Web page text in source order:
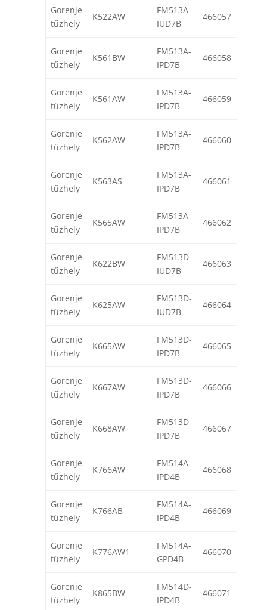
Gorenje
tűzhely
K522AW
FM513A-
IUD7B
466057
Gorenje
tűzhely
K561BW
FM513A-
IPD7B
466058
Gorenje
tűzhely
K561AW
FM513A-
IPD7B
466059
Gorenje
tűzhely
K562AW
FM513A-
IPD7B
466060
Gorenje
tűzhely
K563AS
FM513A-
IPD7B
466061
Gorenje
tűzhely
K565AW
FM513A-
IPD7B
466062
Gorenje
tűzhely
K622BW
FM513D-
IUD7B
466063
Gorenje
tűzhely
K625AW
FM513D-
IUD7B
466064
Gorenje
tűzhely
K665AW
FM513D-
IPD7B
466065
Gorenje
tűzhely
K667AW
FM513D-
IPD7B
466066
Gorenje
tűzhely
K668AW
FM513D-
IPD7B
466067
Gorenje
tűzhely
K766AW
FM514A-
IPD4B
466068
Gorenje
tűzhely
K766AB
FM514A-
IPD4B
466069
Gorenje
tűzhely
K776AW1
FM514A-
GPD4B
466070
Gorenje
tűzhely
K865BW
FM514D-
IPD4B
466071